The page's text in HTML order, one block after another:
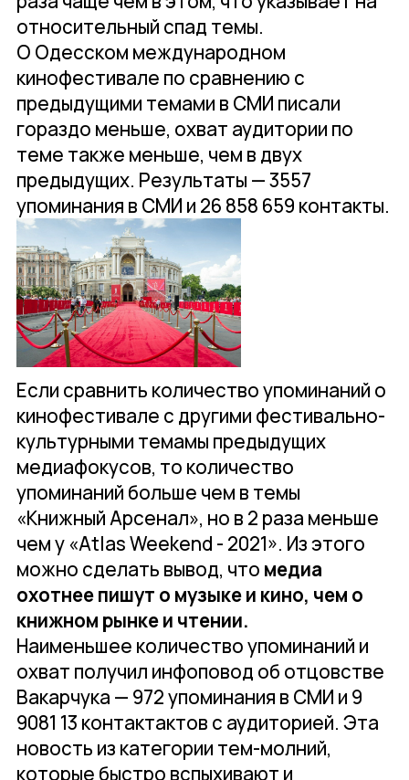
относительный спад темы.
О Одесском международном
кинофестивале по сравнению с
предыдущими темами в СМИ писали
гораздо меньше, охват аудитории по
теме также меньше, чем в двух
предыдущих. Результаты — 3557
упоминания в СМИ и 26 858 659 контакты.
Если сравнить количество упоминаний о
кинофестивале с другими фестивально-
культурными темамы предыдущих
медиафокусов, то количество
упоминаний больше чем в темы
«Книжный Арсенал», но в 2 раза меньше
чем у «Atlas Weekend - 2021». Из этого
можно сделать вывод, что медиа
охотнее пишут о музыке и кино, чем о
книжном рынке и чтении.
Наименьшее количество упоминаний и
охват получил инфоповод об отцовстве
Вакарчука — 972 упоминания в СМИ и 9
9081 13 контактактов с аудиторией. Эта
новость из категории тем-молний,
которые быстро вспыхивают и